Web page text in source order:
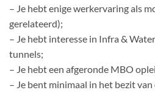
– Je hebt enige werkervaring als
gerelateerd);
– Je hebt interesse in Infra &
tunnels;
– Je hebt een afgeronde MBO
– Je bent minimaal in het bezit